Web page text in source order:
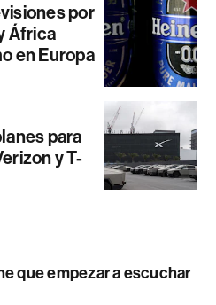
por
África
en Europa
para
y T-
que empezar a escuchar